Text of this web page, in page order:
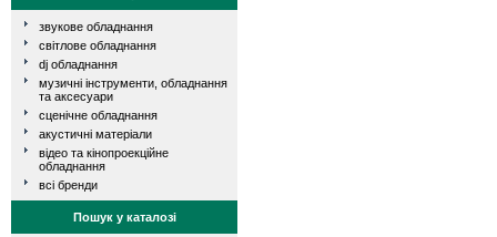
звукове обладнання
світлове обладнання
dj обладнання
музичні інструменти, обладнання
та аксесуари
сценічне обладнання
акустичні матеріали
відео та кінопроекційне
обладнання
всі бренди
Пошук у каталозі